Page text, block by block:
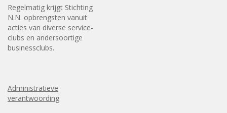
Regelmatig krijgt Stichting
N.N. opbrengsten vanuit
acties van diverse service-
clubs en andersoortige
businessclubs.
Administratieve
verantwoording